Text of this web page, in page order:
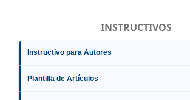
INSTRUCTIVOS
Instructivo para Autores
Plantilla de Artículos